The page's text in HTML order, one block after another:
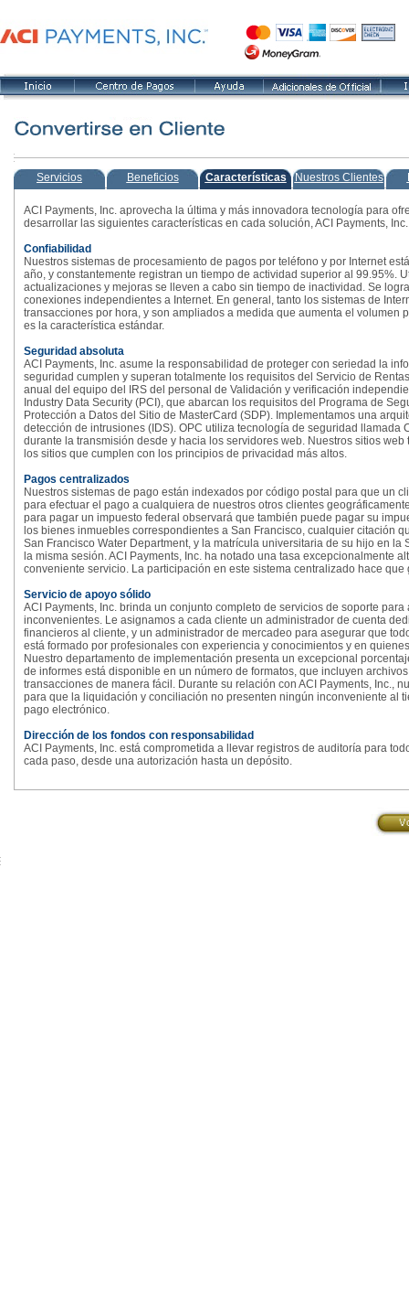
Servicios Beneficios Características Nuestros Clientes
ACI Payments, Inc. aprovecha la última y más innovadora tecnología para
desarrollar las siguientes características en cada solución, ACI Payments,
Confiabilidad
Nuestros sistemas de procesamiento de pagos por teléfono y por Internet
año, y constantemente registran un tiempo de actividad superior al 99.95%.
actualizaciones y mejoras se lleven a cabo sin tiempo de inactividad. Se
conexiones independientes a Internet. En general, tanto los sistemas de
transacciones por hora, y son ampliados a medida que aumenta el
es la característica estándar.
Seguridad absoluta
ACI Payments, Inc. asume la responsabilidad de proteger con seriedad la
seguridad cumplen y superan totalmente los requisitos del Servicio de
anual del equipo del IRS del personal de Validación y verificación
Industry Data Security (PCI), que abarcan los requisitos del Programa de
Protección a Datos del Sitio de MasterCard (SDP). Implementamos una
detección de intrusiones (IDS). OPC utiliza tecnología de seguridad
durante la transmisión desde y hacia los servidores web. Nuestros sitios
los sitios que cumplen con los principios de privacidad más altos.
Pagos centralizados
Nuestros sistemas de pago están indexados por código postal para que un
para efectuar el pago a cualquiera de nuestros otros clientes
para pagar un impuesto federal observará que también puede pagar su
los bienes inmuebles correspondientes a San Francisco, cualquier citación
San Francisco Water Department, y la matrícula universitaria de su hijo en
la misma sesión. ACI Payments, Inc. ha notado una tasa excepcionalmente
conveniente servicio. La participación en este sistema centralizado hace
Servicio de apoyo sólido
ACI Payments, Inc. brinda un conjunto completo de servicios de soporte
inconvenientes. Le asignamos a cada cliente un administrador de cuenta
financieros al cliente, y un administrador de mercadeo para asegurar que
está formado por profesionales con experiencia y conocimientos y en
Nuestro departamento de implementación presenta un excepcional
de informes está disponible en un número de formatos, que incluyen
transacciones de manera fácil. Durante su relación con ACI Payments, Inc.,
para que la liquidación y conciliación no presenten ningún inconveniente al
pago electrónico.
Dirección de los fondos con responsabilidad
ACI Payments, Inc. está comprometida a llevar registros de auditoría para
cada paso, desde una autorización hasta un depósito.